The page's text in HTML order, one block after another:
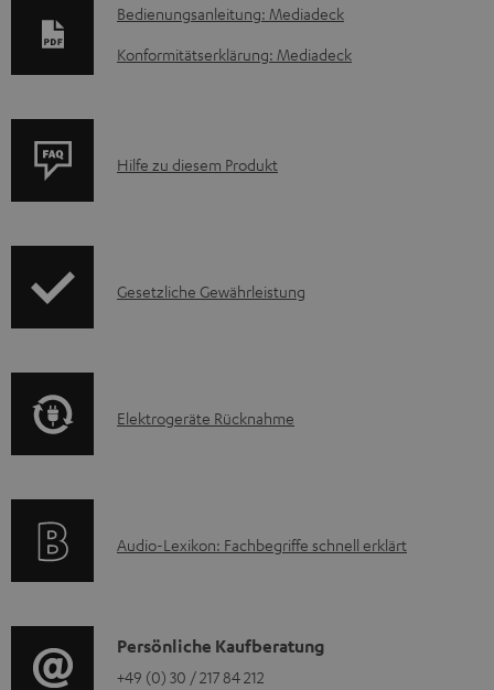
D
o
e
e
H
n
r
l
Bedienungsanleitung: Mediadeck
Konformitätserklärung: Mediadeck
P
u
A
Hilfe zu diesem Produkt
I
r
i
e
Gesetzliche Gewährleistung
E
t
g
Elektrogeräte Rücknahme
A
i
o
Audio-Lexikon: Fachbegriffe schnell erklärt
K
o
Persönliche Kaufberatung
+49 (0) 30 / 217 84 212